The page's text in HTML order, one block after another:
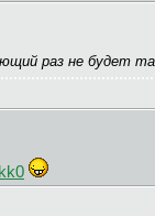
раз не будет